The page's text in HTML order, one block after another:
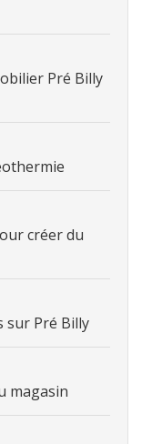
Pré Billy
créer du
sur Pré Billy
magasin